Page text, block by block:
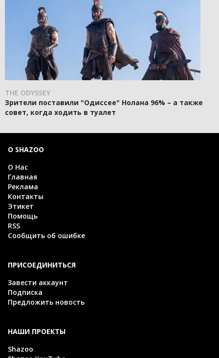
THE ODYSSEY
Зрители поставили "Одиссее" Нолана 96% – а также
совет, когда ходить в туалет
О SHAZOO
О Нас
Главная
Реклама
Контакты
Этикет
Помощь
RSS
Сообщить об ошибке
ПРИСОЕДИНИТЬСЯ
Завести аккаунт
Подписка
Предложить новость
НАШИ ПРОЕКТЫ
Shazoo